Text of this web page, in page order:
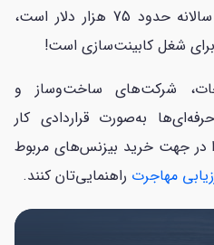
درآمد کابینت‌سازی در کانادا، سالانه حدود 75 هزار دلار است،
برای شغل کابینت‌سازی است!
شرکت‌های ساخت‌وساز و
به‌صورت قراردادی کار
در جهت خرید بیزنس‌های مربوط
مهاجرت راهنمایی‌تان کنند.